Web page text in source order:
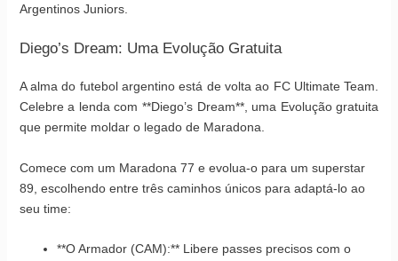
Argentinos Juniors.
Diego’s Dream: Uma Evolução Gratuita
A alma do futebol argentino está de volta ao FC Ultimate Team.
Celebre a lenda com **Diego’s Dream**, uma Evolução gratuita
que permite moldar o legado de Maradona.
Comece com um Maradona 77 e evolua-o para um superstar
89, escolhendo entre três caminhos únicos para adaptá-lo ao
seu time:
**O Armador (CAM):** Libere passes precisos com o